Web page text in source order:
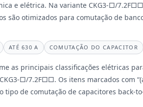
e elétrica. Na variante CKG3-□/
são otimizados para comutação de
ATÉ 630 A COMUTAÇÃO DO CAPACITOR
as principais classificações elétricas
□/7.2F□□. Os itens marcados com
tipo de comutação de capacitores back-